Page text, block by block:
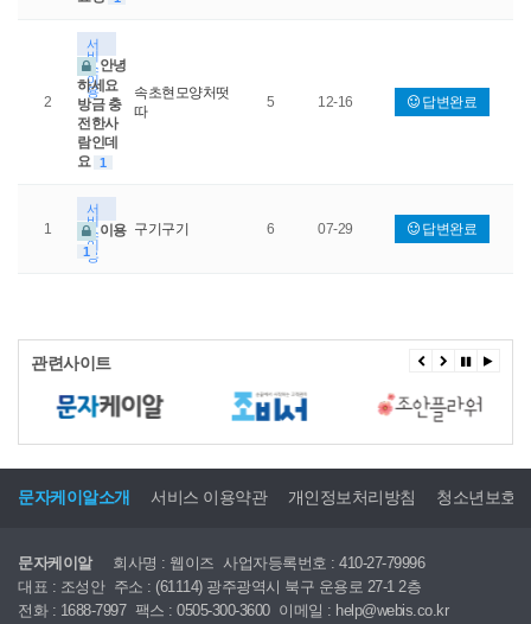
2
서
비
스
이
용
안녕
하세요
방금 충
전한사
람인데
요 1
속초현모양처떳
따
5 12-16 답변완료
1
서
비
스
이
용
이용
1
구기구기 6 07-29 답변완료
관련사이트
문자케이알소개 서비스 이용약관 개인정보처리방침 청소년보호
문자케이알 회사명 : 웹이즈 사업자등록번호 : 410-27-79996
대표 : 조성안 주소 : (61114) 광주광역시 북구 운용로 27-1 2층
전화 : 1688-7997 팩스 : 0505-300-3600 이메일 : help@webis.co.kr